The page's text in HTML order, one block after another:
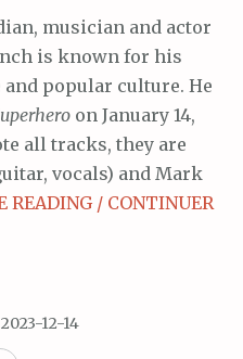
musician and actor
is known for his
popular culture. He
on January 14,
all tracks, they are
vocals) and Mark
READING / CONTINUER
2023-12-14